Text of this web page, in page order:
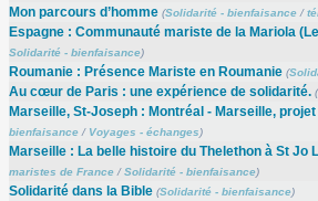
Mon parcours d’homme (Solidarité - bienfaisance/
Espagne : Communauté mariste de la Mariola
Solidarité - bienfaisance)
Roumanie : Présence Mariste en Roumanie (
Au cœur de Paris : une expérience de solidarité. (
Marseille, St-Joseph : Montréal - Marseille,
bienfaisance/ Voyages - échanges)
Marseille : La belle histoire du Thelethon à St Jo
maristes de France/Solidarité - bienfaisance)
Solidarité dans la Bible (Solidarité - bienfaisance)